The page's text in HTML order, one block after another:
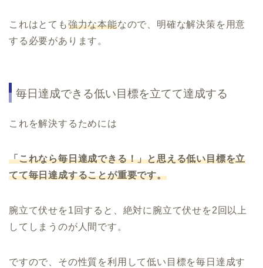
これはとても強力な本能なので、明確な解決策を用意
する必要があります。
毎日達成できる低い目標を立てて達成する
これを解決するためには
「これなら毎日達成できる！」と思える低い目標を立
てて毎日達成することが重要です。
腕立て伏せを1回すると、絶対に腕立て伏せを2回以上
してしまうのが人間です。
ですので、その性質を利用して低い目標を毎日達成す